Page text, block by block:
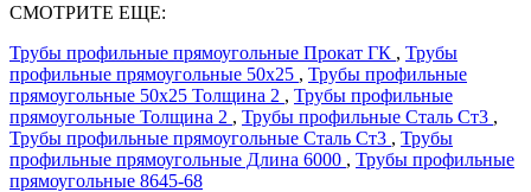
СМОТРИТЕ ЕЩЕ:
Трубы профильные прямоугольные Прокат ГК , Трубы
профильные прямоугольные 50х25 , Трубы профильные
прямоугольные 50х25 Толщина 2 , Трубы профильные
прямоугольные Толщина 2 , Трубы профильные Сталь Ст3 ,
Трубы профильные прямоугольные Сталь Ст3 , Трубы
профильные прямоугольные Длина 6000 , Трубы профильные
прямоугольные 8645-68